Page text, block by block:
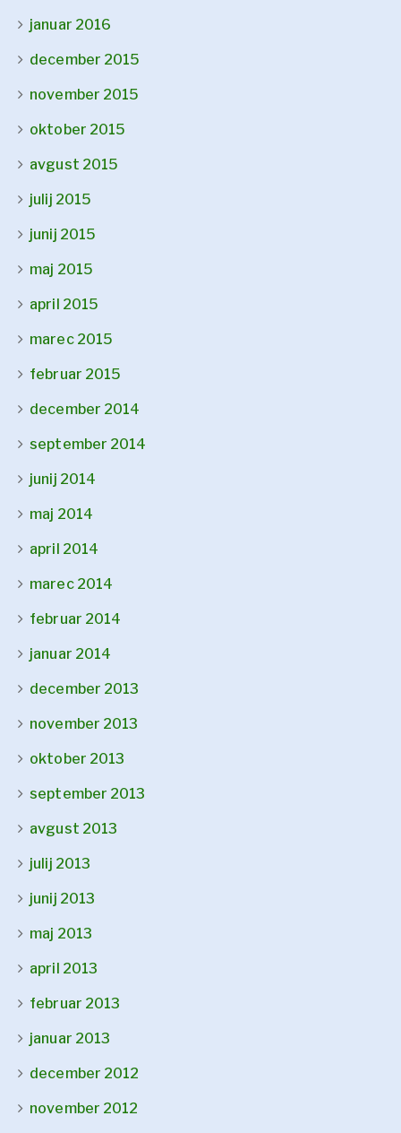
januar 2016
december 2015
november 2015
oktober 2015
avgust 2015
julij 2015
junij 2015
maj 2015
april 2015
marec 2015
februar 2015
december 2014
september 2014
junij 2014
maj 2014
april 2014
marec 2014
februar 2014
januar 2014
december 2013
november 2013
oktober 2013
september 2013
avgust 2013
julij 2013
junij 2013
maj 2013
april 2013
februar 2013
januar 2013
december 2012
november 2012